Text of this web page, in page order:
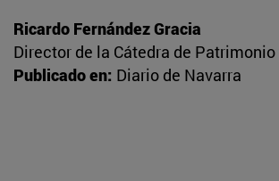
Ricardo Fernández Gracia
Director de la Cátedra de
Publicado en: Diario de Navarra